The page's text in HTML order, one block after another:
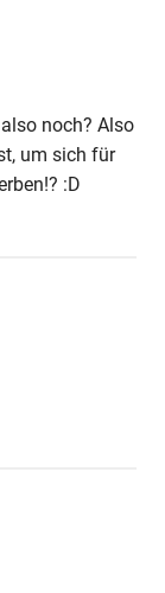
noch? Also
um sich für
:D